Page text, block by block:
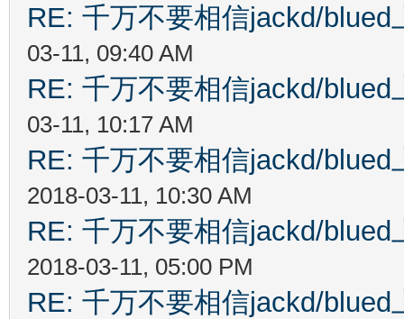
RE: 千万不要相信jackd/
03-11, 09:40 AM
RE: 千万不要相信jackd/
03-11, 10:17 AM
RE: 千万不要相信jackd/
2018-03-11, 10:30 AM
RE: 千万不要相信jackd/
2018-03-11, 05:00 PM
RE: 千万不要相信jackd/